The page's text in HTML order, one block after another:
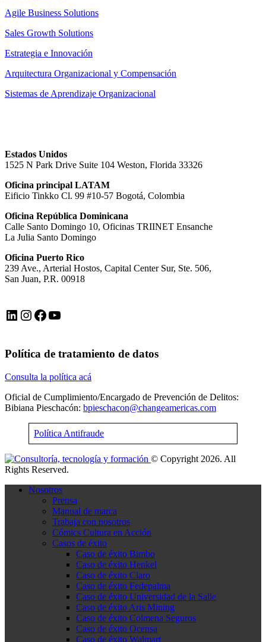
Agile Business Solutions
Sales Growth Solutions
Estrategia e Innovación
Arquitectura Organizacional y Compensación
Sistemas de Aprendizaje Organizacional
Estados Unidos
1525 N Park Drive Suite 104 Weston, Florida 33326
Oficina principal LATAM
Eificio Tinkko Cl. 99 #10-57 Bogotá, Colombia
Oficina República Dominicana
Calle Santo Domingo 10, Oficinas TRIINET Ensanche
La Julia Santo Domingo
Oficina Puerto Rico
239 Ave., Arterial Hostos, Capital Center Sur, Ste. 506,
San Juan, P.R. 00918
LinkedIn Instagram Facebook YouTube
Política de tratamiento de datos
Consulta la política acá
Oficial de Cumplimiento/Encargado de Prevención de Delitos:
Bibiana Pieschacón: bpieschacon@changeamericas.com
Política Antifraude
© Copyright 2026. All
Rights Reserved.
Nosotros
Prensa
Manual de marca
Trabaja con nosotros
Cómics Cultura en Acción
Casos de éxito
Caso de éxito Bimbo
Caso de éxito Henkel
Caso de éxito Claro
Caso de éxito Fedepalma
Caso de éxito Universidad de la Salle
Caso de éxito Aris Mining
Caso de éxito Colmena Seguros
Caso de éxito Ocensa
Caso de éxito Walmart